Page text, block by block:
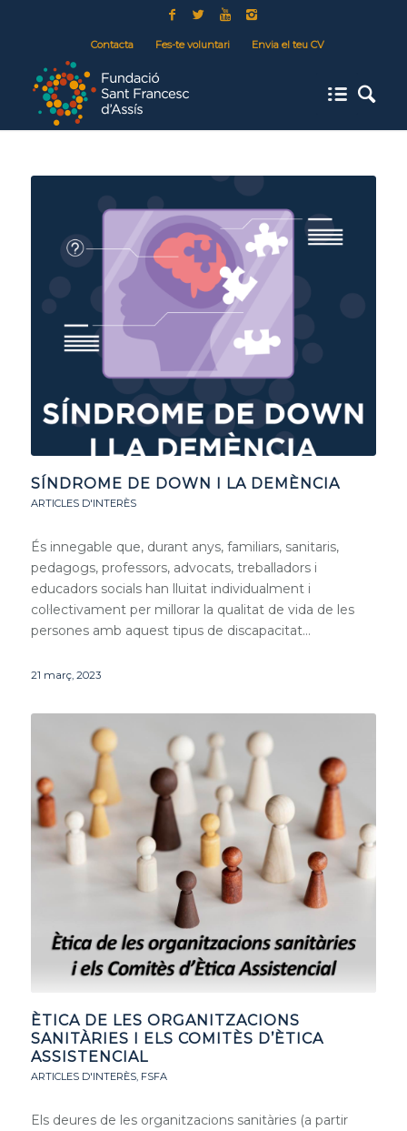
Contacta Fes-te voluntari Envia el teu CV
SÍNDROME DE DOWN I LA DEMÈNCIA
ARTICLES D'INTERÈS
És innegable que, durant anys, familiars, sanitaris,
pedagogs, professors, advocats, treballadors i
educadors socials han lluitat individualment i
col·lectivament per millorar la qualitat de vida de les
persones amb aquest tipus de discapacitat…
21 març, 2023
ÈTICA DE LES ORGANITZACIONS
SANITÀRIES I ELS COMITÈS D’ÈTICA
ASSISTENCIAL
ARTICLES D'INTERÈS, FSFA
Els deures de les organitzacions sanitàries (a partir